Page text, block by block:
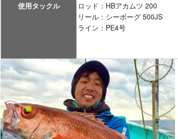
使用タックル
ロッド：HBアカムツ 200
リール：シーボーグ 500JS
ライン：PE4号